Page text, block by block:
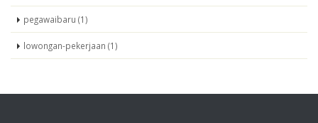
pegawaibaru (1)
lowongan-pekerjaan (1)